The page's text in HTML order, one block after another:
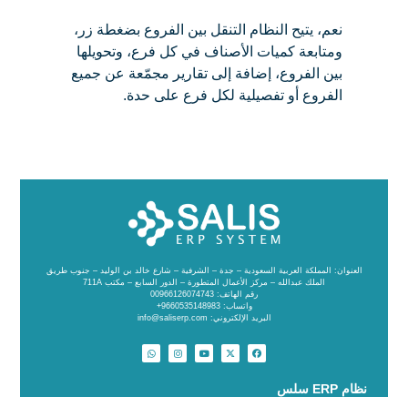
نعم، يتيح النظام التنقل بين الفروع بضغطة زر،
ومتابعة كميات الأصناف في كل فرع، وتحويلها
بين الفروع، إضافة إلى تقارير مجمّعة عن جميع
الفروع أو تفصيلية لكل فرع على حدة.
العنوان: المملكة العربية السعودية – جدة – الشرفية – شارع خالد بن الوليد – جنوب طريق
الملك عبدالله – مركز الأعمال المتطورة – الدور السابع – مكتب 711A
رقم الهاتف: 00966126074743
واتساب: 9660535148983+
البريد الإلكتروني: info@saliserp.com
نظام ERP سلس